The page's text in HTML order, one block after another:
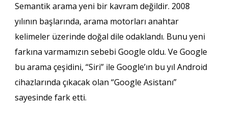
Semantik arama yeni bir kavram değildir. 2008
yılının başlarında, arama motorları anahtar
kelimeler üzerinde doğal dile odaklandı. Bunu yeni
farkına varmamızın sebebi Google oldu. Ve Google
bu arama çeşidini, “Siri” ile Google’ın bu yıl Android
cihazlarında çıkacak olan “Google Asistanı”
sayesinde fark etti.